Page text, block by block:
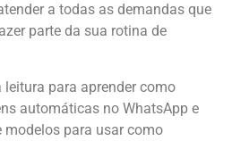
a todas as demandas que
parte da sua rotina de
leitura para aprender como
automáticas no WhatsApp e
modelos para usar como